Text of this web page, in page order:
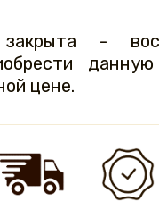
-
цене.